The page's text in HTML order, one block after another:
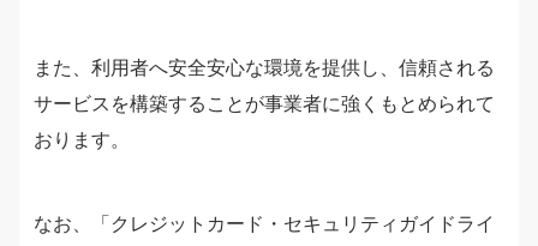
また、利用者へ安全安心な環境を提供し、信頼される
サービスを構築することが事業者に強くもとめられて
おります。
なお、「クレジットカード・セキュリティガイドライ